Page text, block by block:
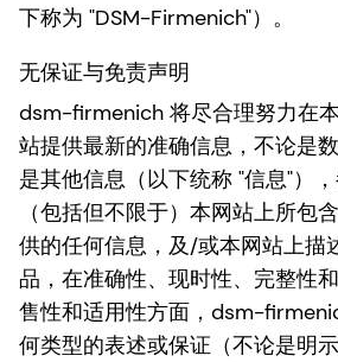
下称为 "DSM-Firmenich"）。
无保证与免责声明
dsm-firmenich 将尽合理努力在
站提供最新的准确信息，不论是
是其他信息（以下统称 "信息"）
（包括但不限于）本网站上所包
供的任何信息，及/或本网站上描
品，在准确性、现时性、完整性
售性和适用性方面，dsm-
何类型的表述或保证（不论是明